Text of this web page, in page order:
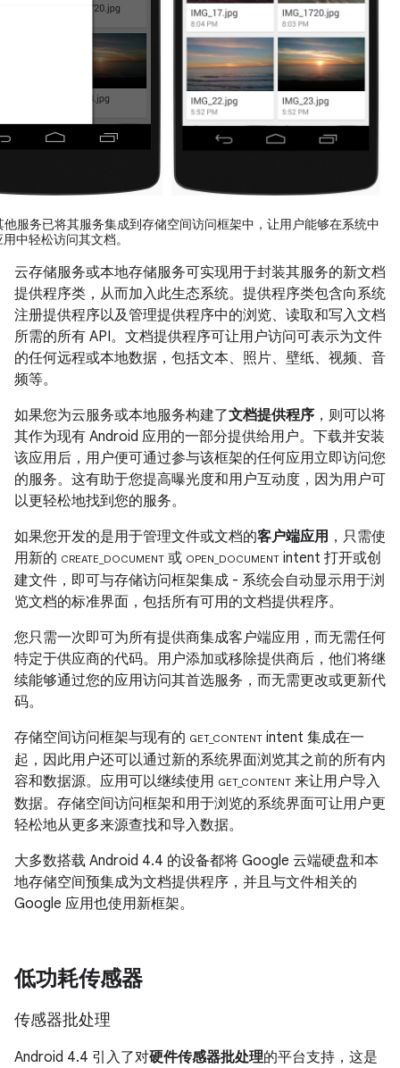
他服务已将其服务集成到存储空间访问框架中，让用户能够在系统中
中轻松访问其文档。
云存储服务或本地存储服务可实现用于封装其服务的新文档
提供程序类，从而加入此生态系统。提供程序类包含向系统
注册提供程序以及管理提供程序中的浏览、读取和写入文档
所需的所有 API。文档提供程序可让用户访问可表示为文件
的任何远程或本地数据，包括文本、照片、壁纸、视频、音
频等。
如果您为云服务或本地服务构建了文档提供程序 ，则可以将
其作为现有 Android 应用的一部分提供给用户。下载并安装
该应用后，用户便可通过参与该框架的任何应用立即访问您
的服务。这有助于您提高曝光度和用户互动度，因为用户可
以更轻松地找到您的服务。
如果您开发的是用于管理文件或文档的客户端应用 ，只需使
用新的 CREATE_DOCUMENT 或 OPEN_DOCUMENT intent 打开或创
建文件，即可与存储访问框架集成 - 系统会自动显示用于浏
览文档的标准界面，包括所有可用的文档提供程序。
您只需一次即可为所有提供商集成客户端应用，而无需任何
特定于供应商的代码。用户添加或移除提供商后，他们将继
续能够通过您的应用访问其首选服务，而无需更改或更新代
码。
存储空间访问框架与现有的 GET_CONTENT intent 集成在一
起，因此用户还可以通过新的系统界面浏览其之前的所有内
容和数据源。应用可以继续使用 GET_CONTENT 来让用户导入
数据。存储空间访问框架和用于浏览的系统界面可让用户更
轻松地从更多来源查找和导入数据。
大多数搭载 Android 4.4 的设备都将 Google 云端硬盘和本
地存储空间预集成为文档提供程序，并且与文件相关的
Google 应用也使用新框架。
低功耗传感器
传感器批处理
Android 4.4 引入了对硬件传感器批处理的平台支持，这是